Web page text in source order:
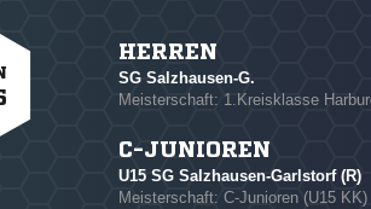
NACHRICHT
HERREN
SG Salzhausen-G.
Meisterschaft: 1.Kreisklasse
C-JUNIOREN
U15 SG Salzhausen-Garlstorf (R)
Meisterschaft: C-Junioren (U15